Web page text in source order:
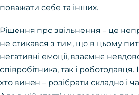
поважати себе та інших.
Рішення про звільнення – це
не стикався з тим, що в цьому
негативні емоції, взаємне
співробітника, так і роботодавця.
хто винен – розібрати складно і